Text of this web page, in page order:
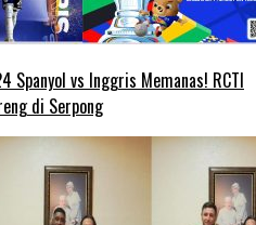
Spanyol vs Inggris Memanas! RCTI
di Serpong